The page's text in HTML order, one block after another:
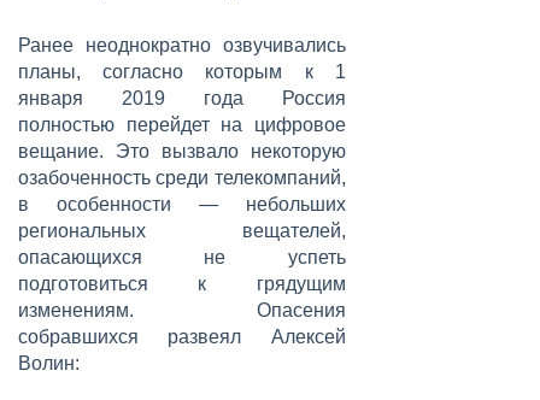
Ранее неоднократно озвучивались
планы, согласно которым к 1
января 2019 года Россия
полностью перейдет на цифровое
вещание. Это вызвало некоторую
озабоченность среди телекомпаний,
в особенности — небольших
региональных вещателей,
опасающихся не успеть
подготовиться к грядущим
изменениям. Опасения
собравшихся развеял Алексей
Волин: